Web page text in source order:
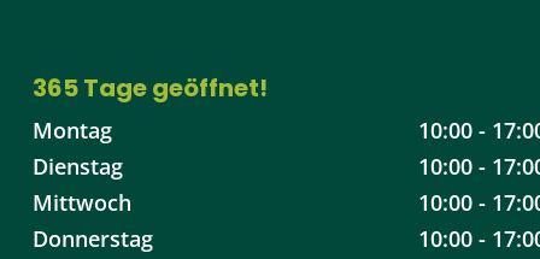
365 Tage geöffnet!
Montag
10:00 -
Dienstag
10:00 -
Mittwoch
10:00 -
Donnerstag
10:00 -